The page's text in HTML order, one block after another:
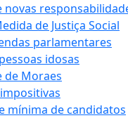
de Justiça Social
parlamentares
idosas
de Moraes
mínima de candidatos